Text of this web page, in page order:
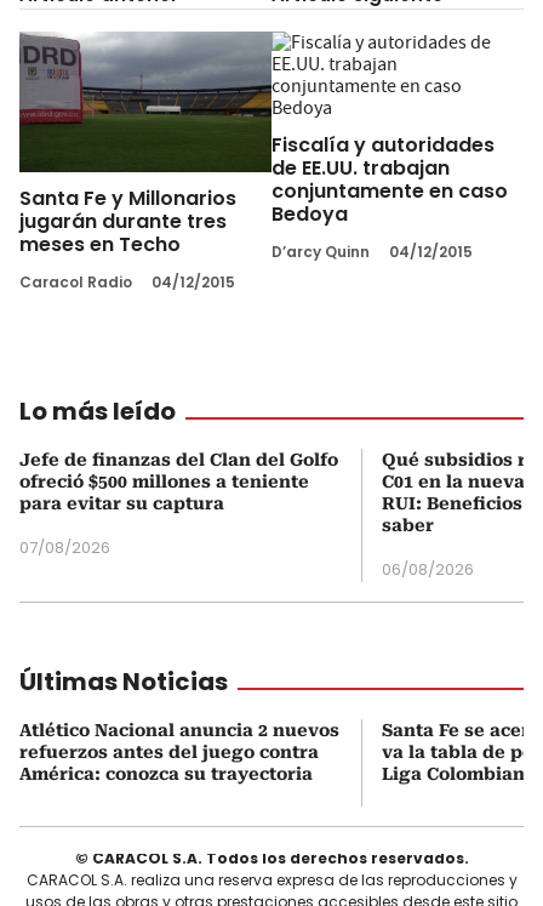
Santa Fe y Millonarios
jugarán durante tres
meses en Techo
Caracol Radio 04/12/2015
Fiscalía y autoridades
de EE.UU. trabajan
conjuntamente en caso
Bedoya
D’arcy Quinn 04/12/2015
Lo más leído
Jefe de finanzas del Clan del Golfo
ofreció $500 millones a teniente
para evitar su captura
07/08/2026
Qué subsidios
C01 en la nueva
RUI: Beneficios
saber
06/08/2026
Últimas Noticias
Atlético Nacional anuncia 2 nuevos
refuerzos antes del juego contra
América: conozca su trayectoria
Santa Fe se
va la tabla de
Liga Colombiana
© CARACOL S.A. Todos los derechos reservados.
CARACOL S.A. realiza una reserva expresa de las reproducciones y